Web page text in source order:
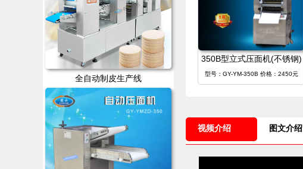
全自动制皮生产线
350B型立式压面机(不锈钢)
型号：GY-YM-350B 价格：2450元
视频介绍 图文介绍